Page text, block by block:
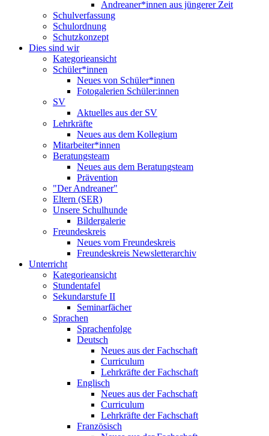
Andreaner*innen aus jüngerer Zeit
Schulverfassung
Schulordnung
Schutzkonzept
Dies sind wir
Kategorieansicht
Schüler*innen
Neues von Schüler*innen
Fotogalerien Schüler:innen
SV
Aktuelles aus der SV
Lehrkräfte
Neues aus dem Kollegium
Mitarbeiter*innen
Beratungsteam
Neues aus dem Beratungsteam
Prävention
"Der Andreaner"
Eltern (SER)
Unsere Schulhunde
Bildergalerie
Freundeskreis
Neues vom Freundeskreis
Freundeskreis Newsletterarchiv
Unterricht
Kategorieansicht
Stundentafel
Sekundarstufe II
Seminarfächer
Sprachen
Sprachenfolge
Deutsch
Neues aus der Fachschaft
Curriculum
Lehrkräfte der Fachschaft
Englisch
Neues aus der Fachschaft
Curriculum
Lehrkräfte der Fachschaft
Französisch